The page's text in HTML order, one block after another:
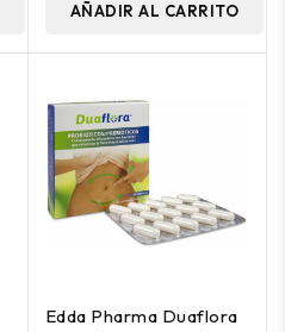
AÑADIR AL CARRITO
Edda Pharma Duaflora